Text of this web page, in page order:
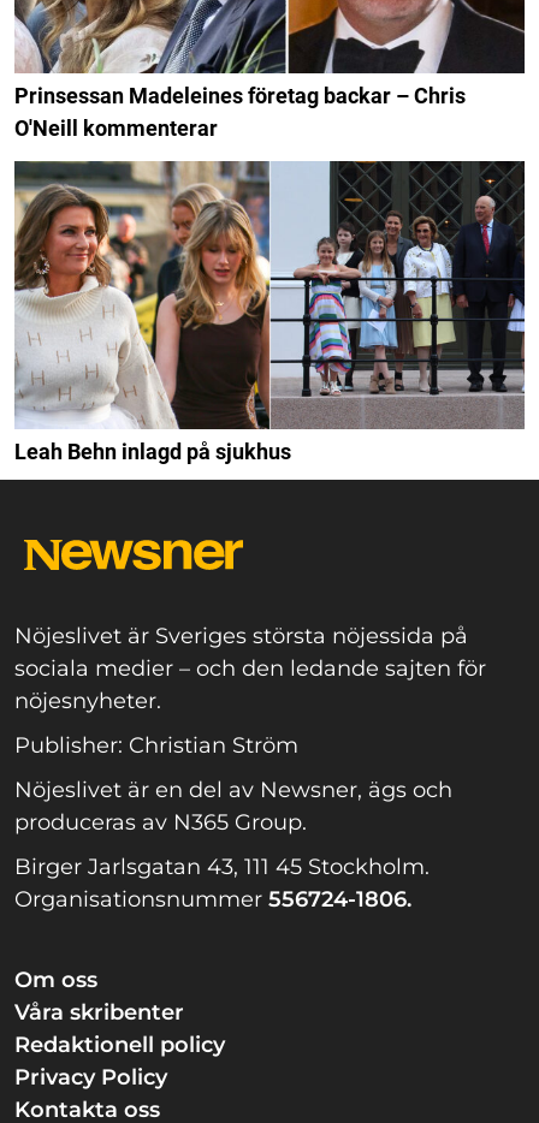
Prinsessan Madeleines företag backar – Chris
O'Neill kommenterar
Leah Behn inlagd på sjukhus
Nöjeslivet är Sveriges största nöjessida på
sociala medier – och den ledande sajten för
nöjesnyheter.
Publisher: Christian Ström
Nöjeslivet är en del av Newsner, ägs och
produceras av N365 Group.
Birger Jarlsgatan 43, 111 45 Stockholm.
Organisationsnummer 556724-1806.
Om oss
Våra skribenter
Redaktionell policy
Privacy Policy
Kontakta oss